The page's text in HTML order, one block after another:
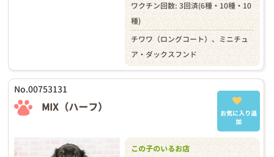
ワクチン回数: 3回済(6種・10種・10
種)
チワワ（ロングコート）、ミニチュ
ア・ダックスフンド
No.00753131
MIX（ハーフ）
お気に入り追
加
この子のいるお店